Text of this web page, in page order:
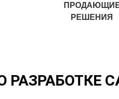
РЕШЕНИЯ
РАЗРАБОТКЕ